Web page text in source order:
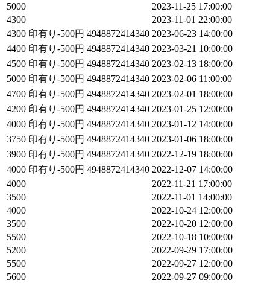
5000
2023-11-25 17:00:00
4300
2023-11-01 22:00:00
4300 印有り-500円 4948872414340 2023-06-23 14:00:00
4400 印有り-500円 4948872414340 2023-03-21 10:00:00
4500 印有り-500円 4948872414340 2023-02-13 18:00:00
5000 印有り-500円 4948872414340 2023-02-06 11:00:00
4700 印有り-500円 4948872414340 2023-02-01 18:00:00
4200 印有り-500円 4948872414340 2023-01-25 12:00:00
4000 印有り-500円 4948872414340 2023-01-12 14:00:00
3750 印有り-500円 4948872414340 2023-01-06 18:00:00
3900 印有り-500円 4948872414340 2022-12-19 18:00:00
4000 印有り-500円 4948872414340 2022-12-07 14:00:00
4000
2022-11-21 17:00:00
3500
2022-11-01 14:00:00
4000
2022-10-24 12:00:00
3500
2022-10-20 12:00:00
5500
2022-10-18 10:00:00
5200
2022-09-29 17:00:00
5500
2022-09-27 12:00:00
5600
2022-09-27 09:00:00